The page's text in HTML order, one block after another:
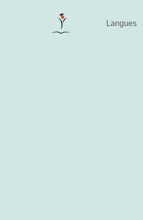
Langues